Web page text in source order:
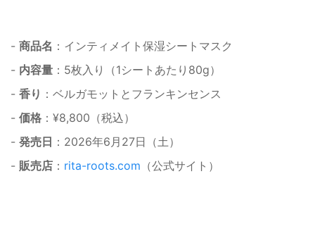
- 商品名 ：インティメイト保湿シートマスク
- 内容量 ：5枚入り（1シートあたり80g）
- 香り ：ベルガモットとフランキンセンス
- 価格 ：¥8,800（税込）
- 発売日 ：2026年6月27日（土）
- 販売店 ： rita-roots.com （公式サイト）